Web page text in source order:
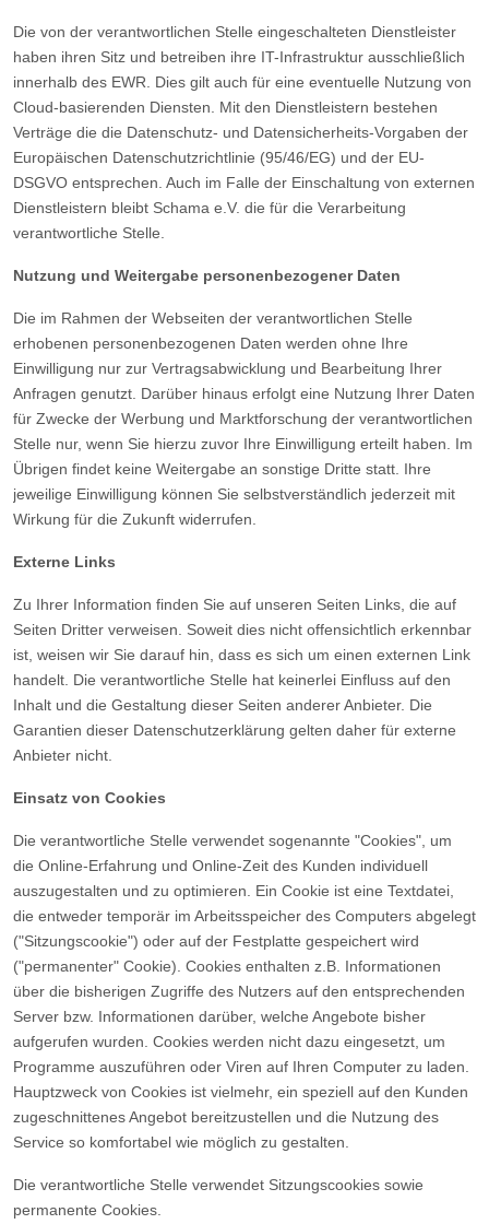
Die von der verantwortlichen Stelle eingeschalteten Dienstleister
haben ihren Sitz und betreiben ihre IT-Infrastruktur ausschließlich
innerhalb des EWR. Dies gilt auch für eine eventuelle Nutzung von
Cloud-basierenden Diensten. Mit den Dienstleistern bestehen
Verträge die die Datenschutz- und Datensicherheits-Vorgaben der
Europäischen Datenschutzrichtlinie (95/46/EG) und der EU-
DSGVO entsprechen. Auch im Falle der Einschaltung von externen
Dienstleistern bleibt Schama e.V. die für die Verarbeitung
verantwortliche Stelle.
Nutzung und Weitergabe personenbezogener Daten
Die im Rahmen der Webseiten der verantwortlichen Stelle
erhobenen personenbezogenen Daten werden ohne Ihre
Einwilligung nur zur Vertragsabwicklung und Bearbeitung Ihrer
Anfragen genutzt. Darüber hinaus erfolgt eine Nutzung Ihrer Daten
für Zwecke der Werbung und Marktforschung der verantwortlichen
Stelle nur, wenn Sie hierzu zuvor Ihre Einwilligung erteilt haben. Im
Übrigen findet keine Weitergabe an sonstige Dritte statt. Ihre
jeweilige Einwilligung können Sie selbstverständlich jederzeit mit
Wirkung für die Zukunft widerrufen.
Externe Links
Zu Ihrer Information finden Sie auf unseren Seiten Links, die auf
Seiten Dritter verweisen. Soweit dies nicht offensichtlich erkennbar
ist, weisen wir Sie darauf hin, dass es sich um einen externen Link
handelt. Die verantwortliche Stelle hat keinerlei Einfluss auf den
Inhalt und die Gestaltung dieser Seiten anderer Anbieter. Die
Garantien dieser Datenschutzerklärung gelten daher für externe
Anbieter nicht.
Einsatz von Cookies
Die verantwortliche Stelle verwendet sogenannte "Cookies", um
die Online-Erfahrung und Online-Zeit des Kunden individuell
auszugestalten und zu optimieren. Ein Cookie ist eine Textdatei,
die entweder temporär im Arbeitsspeicher des Computers abgelegt
("Sitzungscookie") oder auf der Festplatte gespeichert wird
("permanenter" Cookie). Cookies enthalten z.B. Informationen
über die bisherigen Zugriffe des Nutzers auf den entsprechenden
Server bzw. Informationen darüber, welche Angebote bisher
aufgerufen wurden. Cookies werden nicht dazu eingesetzt, um
Programme auszuführen oder Viren auf Ihren Computer zu laden.
Hauptzweck von Cookies ist vielmehr, ein speziell auf den Kunden
zugeschnittenes Angebot bereitzustellen und die Nutzung des
Service so komfortabel wie möglich zu gestalten.
Die verantwortliche Stelle verwendet Sitzungscookies sowie
permanente Cookies.